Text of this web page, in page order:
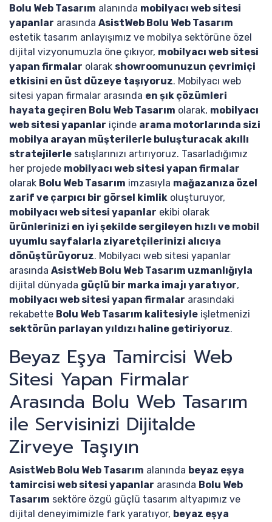
Bolu Web Tasarım alanında mobilyacı web sitesi
yapanlar arasında AsistWeb Bolu Web Tasarım
estetik tasarım anlayışımız ve mobilya sektörüne özel
dijital vizyonumuzla öne çıkıyor, mobilyacı web sitesi
yapan firmalar olarak showroomunuzun çevrimiçi
etkisini en üst düzeye taşıyoruz. Mobilyacı web
sitesi yapan firmalar arasında en şık çözümleri
hayata geçiren Bolu Web Tasarım olarak, mobilyacı
web sitesi yapanlar içinde arama motorlarında sizi
mobilya arayan müşterilerle buluşturacak akıllı
stratejilerle satışlarınızı artırıyoruz. Tasarladığımız
her projede mobilyacı web sitesi yapan firmalar
olarak Bolu Web Tasarım imzasıyla mağazanıza özel
zarif ve çarpıcı bir görsel kimlik oluşturuyor,
mobilyacı web sitesi yapanlar ekibi olarak
ürünlerinizi en iyi şekilde sergileyen hızlı ve mobil
uyumlu sayfalarla ziyaretçilerinizi alıcıya
dönüştürüyoruz. Mobilyacı web sitesi yapanlar
arasında AsistWeb Bolu Web Tasarım uzmanlığıyla
dijital dünyada güçlü bir marka imajı yaratıyor,
mobilyacı web sitesi yapan firmalar arasındaki
rekabette Bolu Web Tasarım kalitesiyle işletmenizi
sektörün parlayan yıldızı haline getiriyoruz.
Beyaz Eşya Tamircisi Web
Sitesi Yapan Firmalar
Arasında Bolu Web Tasarım
ile Servisinizi Dijitalde
Zirveye Taşıyın
AsistWeb Bolu Web Tasarım alanında beyaz eşya
tamircisi web sitesi yapanlar arasında Bolu Web
Tasarım sektöre özgü güçlü tasarım altyapımız ve
dijital deneyimimizle fark yaratıyor, beyaz eşya